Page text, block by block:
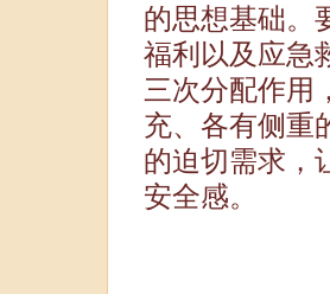
的思想基础。
福利以及应急
三次分配作用
充、各有侧重
的迫切需求，
安全感。